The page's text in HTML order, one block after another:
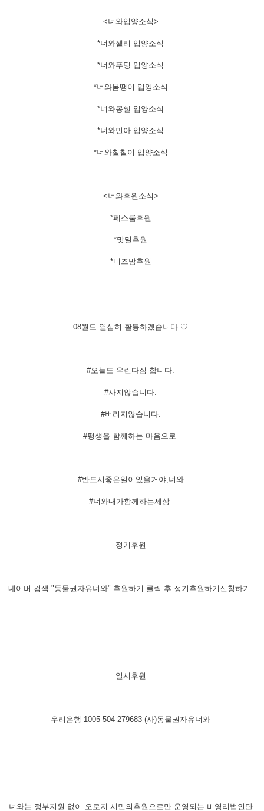
​<너와입양소식>
*너와젤리 입양소식
*너와푸딩 입양소식
*너와봄땡이 입양소식
*너와몽쉘 입양소식
*너와민아 입양소식
*너와칠칠이 입양소식
<너와후원소식>
*페스룸후원
*맛밀후원
*비즈맘후원
08월도 열심히 활동하겠습니다.♡
#오늘도 우린다짐 합니다.
#사지않습니다.
#버리지않습니다.
#평생을 함께하는 마음으로
#반드시좋은일이있을거야,너와
#너와내가함께하는세상
​정기후원
네이버 검색 "동물권자유너와" 후원하기 클릭 후 정기후원하기신청하기
​일시후원
우리은행 1005-504-279683 (사)동물권자유너와
​너와는 정부지원 없이 오로지 시민의후원으로만 운영되는 비영리법인단